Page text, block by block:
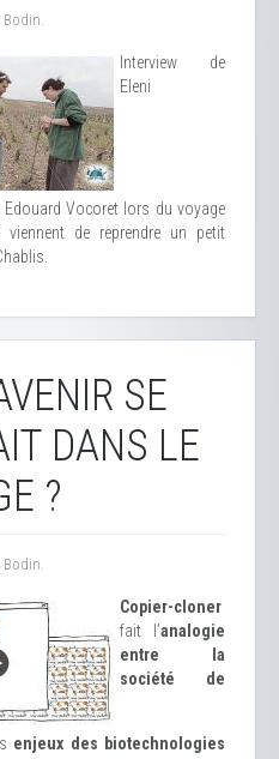
Bodin.
Interview de
Eleni
Vocoret lors du voyage
de reprendre un petit
SE
DANS LE
?
Bodin.
Copier-cloner
fait l’analogie
entre la
société de
enjeux des biotechnologies